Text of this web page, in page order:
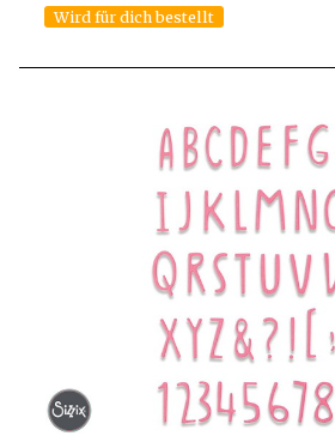
Wird für dich bestellt